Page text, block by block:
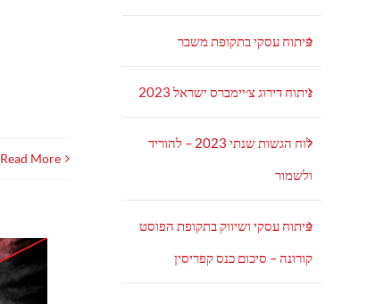
Read More
פיתוח עסקי בתקופת משבר
ניתוח דירוג צ׳יימברס ישראל 2023
לוח הגשות שנתי 2023 – להוריד
ולשמור
פיתוח עסקי ושיווק בתקופת הפוסט
קורונה – סיכום כנס קפריסין